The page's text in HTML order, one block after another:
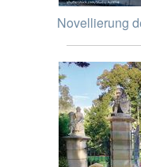
Novellierung